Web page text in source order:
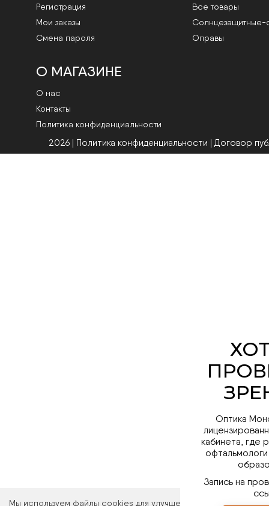
Мы используем файлы cookies для улучшения работы сайта.
Регистрация
Мои заказы
Смена пароля
Все товары
Cолнцезащитные-
Оправы
О МАГАЗИНЕ
О нас
Контакты
Политика конфиденциальности
2026 | Политика конфиденциальности | Договор
Оптика
кабинета, где
Запись на